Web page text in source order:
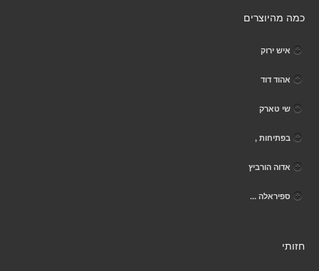
כמה מהיוצרים
איש ירוק
אהוד דוד
שי טארק
בפתיחות ,
אדוה הורביץ
ספיראלה ...
חזותי